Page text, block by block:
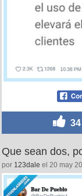
34
Que sean dos,
por 123dale el 20 may